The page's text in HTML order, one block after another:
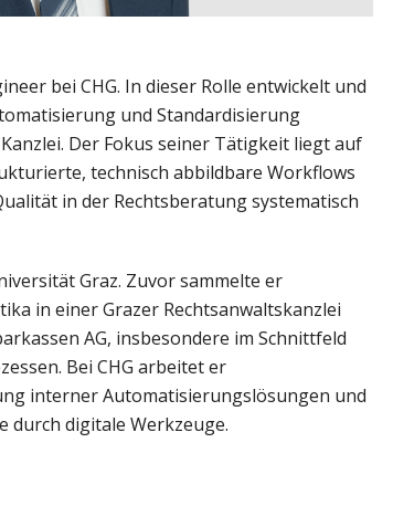
bei CHG. In dieser Rolle entwickelt und
und Standardisierung
Der Fokus seiner Tätigkeit liegt auf
technisch abbildbare Workflows
in der Rechtsberatung systematisch
Graz. Zuvor sammelte er
in einer Grazer Rechtsanwaltskanzlei
AG, insbesondere im Schnittfeld
Bei CHG arbeitet er
interner Automatisierungslösungen und
digitale Werkzeuge.